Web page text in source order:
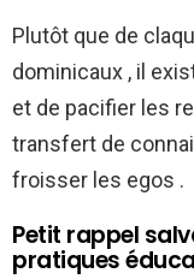
Plutôt que de
dominicaux , il
et de pacifier les
transfert de
froisser les egos .
Petit rappel
pratiques